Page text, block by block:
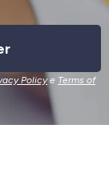
Policye Terms of